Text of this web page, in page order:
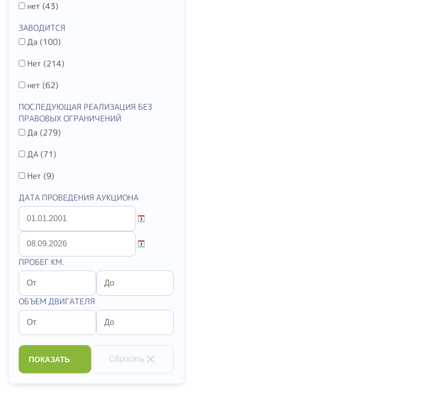
нет (43)
ЗАВОДИТСЯ
Да (100)
Нет (214)
нет (62)
ПОСЛЕДУЮЩАЯ РЕАЛИЗАЦИЯ БЕЗ
ПРАВОВЫХ ОГРАНИЧЕНИЙ
Да (279)
ДА (71)
Нет (9)
ДАТА ПРОВЕДЕНИЯ АУКЦИОНА
ПРОБЕГ КМ.
ОБЪЕМ ДВИГАТЕЛЯ
ПОКАЗАТЬ Сбросить